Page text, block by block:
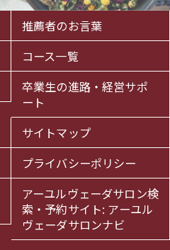
推薦者のお言葉
コース一覧
卒業生の進路・経営サポ
ート
サイトマップ
プライバシーポリシー
アーユルヴェーダサロン検
索・予約サイト: アーユル
ヴェーダサロンナビ